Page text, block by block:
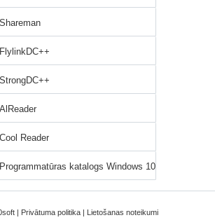
Shareman
FlylinkDC++
StrongDC++
AlReader
Cool Reader
Programmatūras katalogs Windows 10
| Privātuma politika | Lietošanas noteikumi